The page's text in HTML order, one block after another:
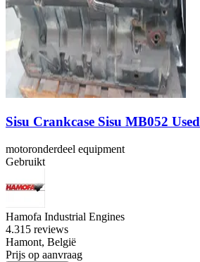
Sisu Crankcase Sisu MB052 Used
motoronderdeel equipment
Gebruikt
Hamofa Industrial Engines
4.315 reviews
Hamont, België
Prijs op aanvraag